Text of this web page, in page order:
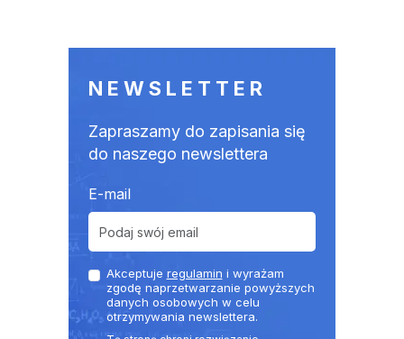
NEWSLETTER
Zapraszamy do zapisania się
do naszego newslettera
E-mail
Akceptuje regulamin i wyrażam
zgodę naprzetwarzanie powyższych
danych osobowych w celu
otrzymywania newslettera.